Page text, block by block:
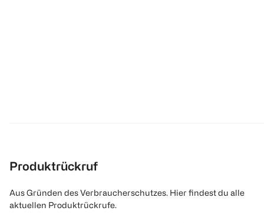
Produktrückruf
Aus Gründen des Verbraucherschutzes. Hier findest du alle
aktuellen Produktrückrufe.